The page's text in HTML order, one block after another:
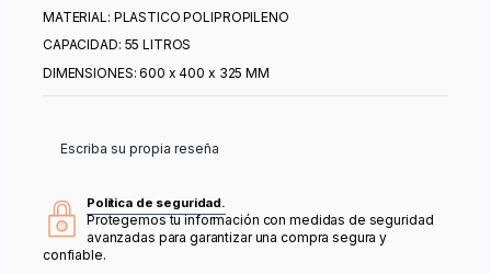
MATERIAL: PLASTICO POLIPROPILENO
CAPACIDAD: 55 LITROS
DIMENSIONES: 600 x 400 x 325 MM
Escriba su propia reseña
Política de seguridad.
Protegemos tu información con medidas de seguridad
avanzadas para garantizar una compra segura y
confiable.